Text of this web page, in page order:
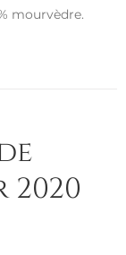
mourvèdre.